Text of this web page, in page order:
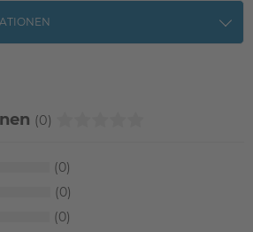
(0)
0
0
0